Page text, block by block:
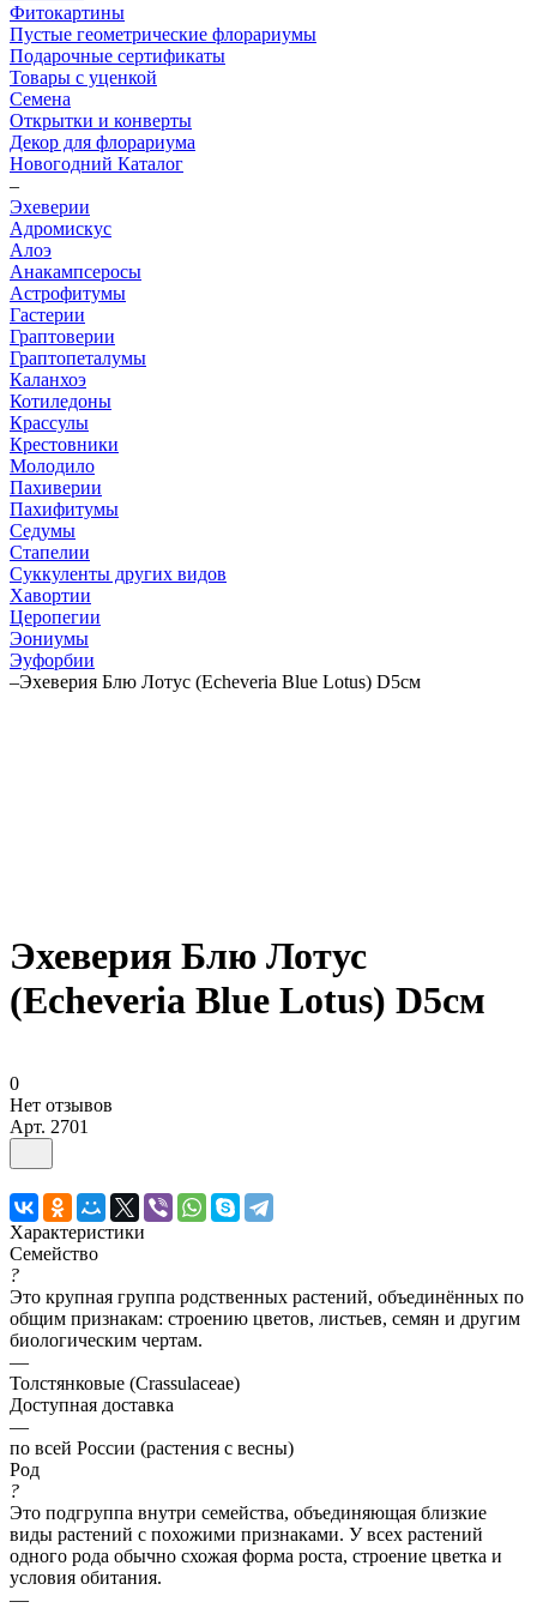
Фитокартины
Пустые геометрические флорариумы
Подарочные сертификаты
Товары с уценкой
Семена
Открытки и конверты
Декор для флорариума
Новогодний Каталог
–
Эхеверии
Адромискус
Алоэ
Анакампсеросы
Астрофитумы
Гастерии
Граптоверии
Граптопеталумы
Каланхоэ
Котиледоны
Крассулы
Крестовники
Молодило
Пахиверии
Пахифитумы
Седумы
Стапелии
Суккуленты других видов
Хавортии
Церопегии
Эониумы
Эуфорбии
–Эхеверия Блю Лотус (Echeveria Blue Lotus) D5см
Эхеверия Блю Лотус
(Echeveria Blue Lotus) D5см
0
Нет отзывов
Арт. 2701
Характеристики
Семейство
?
Это крупная группа родственных растений, объединённых по
общим признакам: строению цветов, листьев, семян и другим
биологическим чертам.
—
Толстянковые (Crassulaceae)
Доступная доставка
—
по всей России (растения с весны)
Род
?
Это подгруппа внутри семейства, объединяющая близкие
виды растений с похожими признаками. У всех растений
одного рода обычно схожая форма роста, строение цветка и
условия обитания.
—